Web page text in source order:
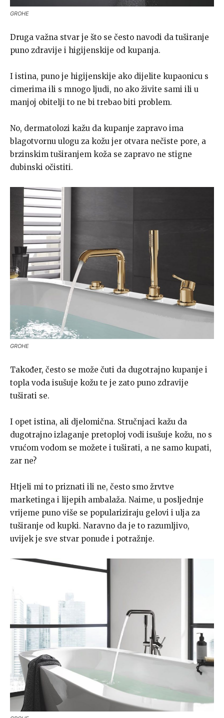
GROHE
Druga važna stvar je što se često navodi da tuširanje
puno zdravije i higijenskije od kupanja.
I istina, puno je higijenskije ako dijelite kupaonicu s
cimerima ili s mnogo ljudi, no ako živite sami ili u
manjoj obitelji to ne bi trebao biti problem.
No, dermatolozi kažu da kupanje zapravo ima
blagotvornu ulogu za kožu jer otvara nečiste pore, a
brzinskim tuširanjem koža se zapravo ne stigne
dubinski očistiti.
GROHE
Također, često se može čuti da dugotrajno kupanje i
topla voda isušuje kožu te je zato puno zdravije
tuširati se.
I opet istina, ali djelomična. Stručnjaci kažu da
dugotrajno izlaganje pretoploj vodi isušuje kožu, no s
vrućom vodom se možete i tuširati, a ne samo kupati,
zar ne?
Htjeli mi to priznati ili ne, često smo žrvtve
marketinga i lijepih ambalaža. Naime, u posljednje
vrijeme puno više se populariziraju gelovi i ulja za
tuširanje od kupki. Naravno da je to razumljivo,
uvijek je sve stvar ponude i potražnje.